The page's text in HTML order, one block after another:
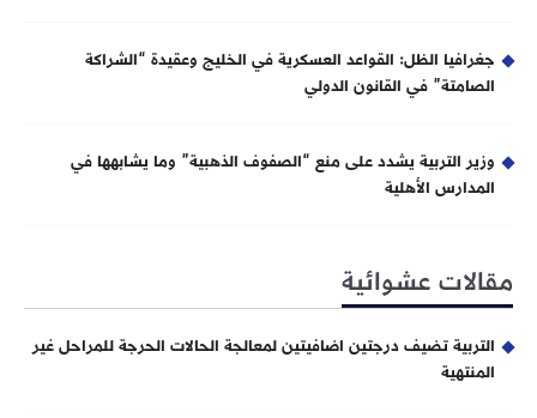
جغرافيا الظل: القواعد العسكرية في الخليج وعقيدة “الشراكة
الصامتة” في القانون الدولي
وزير التربية يشدد على منع “الصفوف الذهبية” وما يشابهها في
المدارس الأهلية
مقالات عشوائية
التربية تضيف درجتين اضافيتين لمعالجة الحالات الحرجة للمراحل غير
المنتهية